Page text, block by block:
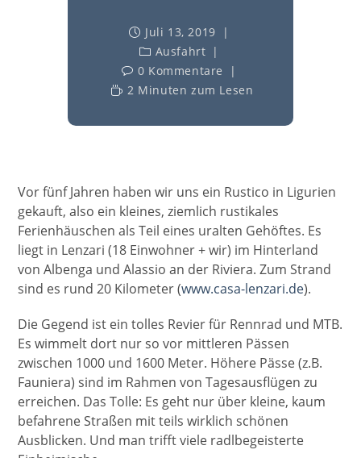
Juli 13, 2019
Ausfahrt
0 Kommentare
2 Minuten zum Lesen
Vor fünf Jahren haben wir uns ein Rustico in Ligurien
gekauft, also ein kleines, ziemlich rustikales
Ferienhäuschen als Teil eines uralten Gehöftes. Es
liegt in Lenzari (18 Einwohner + wir) im Hinterland
von Albenga und Alassio an der Riviera. Zum Strand
sind es rund 20 Kilometer (www.casa-lenzari.de).
Die Gegend ist ein tolles Revier für Rennrad und MTB.
Es wimmelt dort nur so vor mittleren Pässen
zwischen 1000 und 1600 Meter. Höhere Pässe (z.B.
Fauniera) sind im Rahmen von Tagesausflügen zu
erreichen. Das Tolle: Es geht nur über kleine, kaum
befahrene Straßen mit teils wirklich schönen
Ausblicken. Und man trifft viele radlbegeisterte